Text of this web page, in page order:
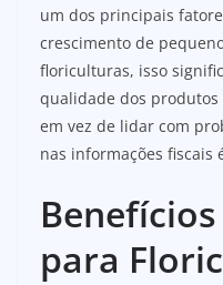
um dos principais
crescimento de
floriculturas, isso
qualidade dos
em vez de lidar com
nas informações fiscais
para